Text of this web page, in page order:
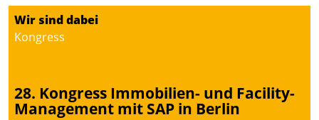
Wir sind dabei
Kongress
28. Kongress Immobilien- und Facility-
Management mit SAP in Berlin